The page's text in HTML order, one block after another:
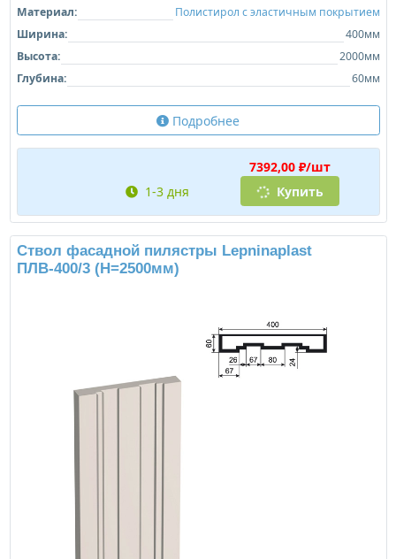
Материал:
Полистирол с эластичным покрытием
Ширина:
400мм
Высота:
2000мм
Глубина:
60мм
Подробнее
7392,00 ₽/шт
1-3 дня
Купить
Ствол фасадной пилястры Lepninaplast
ПЛВ-400/3 (H=2500мм)